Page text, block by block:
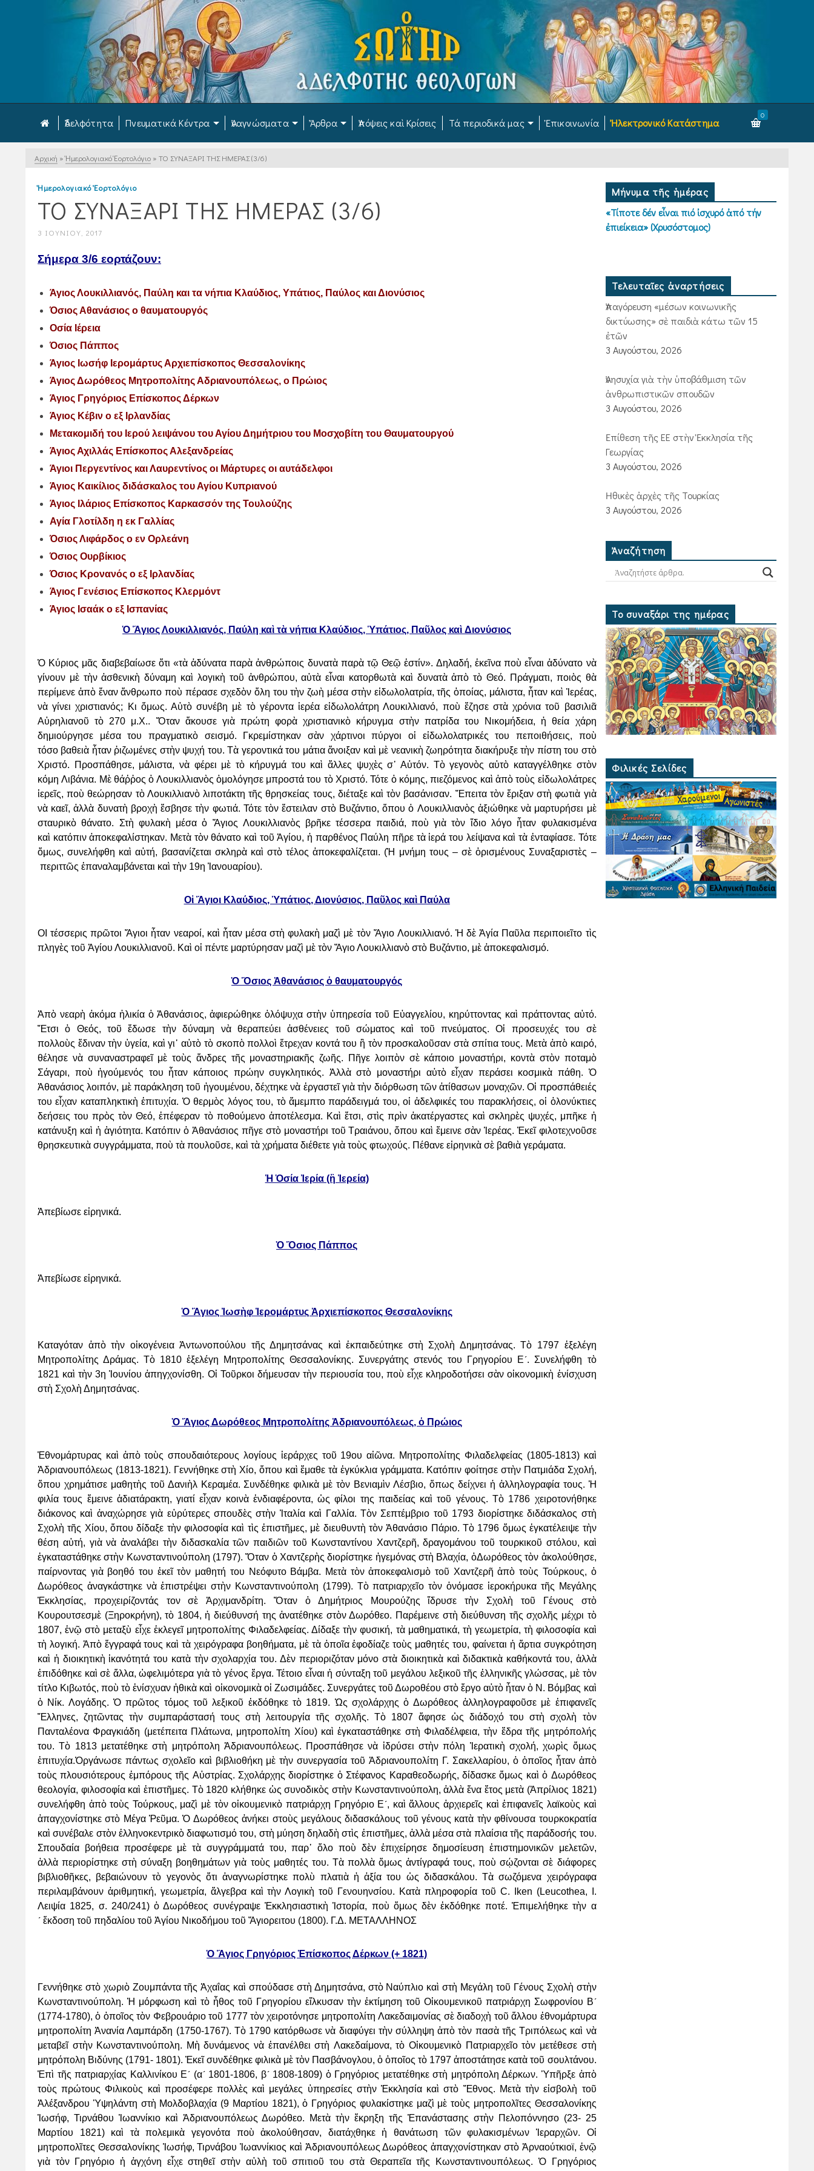
Ἀδελφότητα Πνευματικά Κέντρα Ἀναγνώσματα Ἄρθρα Ἀπόψεις καὶ Κρίσεις Τά περιοδικά μας Ἐπικοινωνία Ἠλεκτρονικό Κατάστημα
0
Αρχική » Ἡμερολογιακό Ἑορτολόγιο » ΤΟ ΣΥΝΑΞΑΡΙ ΤΗΣ ΗΜΕΡΑΣ (3/6)
Ἡμερολογιακό Ἑορτολόγιο
ΤΟ ΣΥΝΑΞΑΡΙ ΤΗΣ ΗΜΕΡΑΣ (3/6)
3 ΙΟΥΝΊΟΥ, 2017
Σήμερα 3/6 εορτάζουν:
Άγιος Λουκιλλιανός, Παύλη και τα νήπια Κλαύδιος, Υπάτιος, Παύλος και Διονύσιος
Όσιος Αθανάσιος ο θαυματουργός
Οσία Ιέρεια
Όσιος Πάππος
Άγιος Ιωσήφ Ιερομάρτυς Αρχιεπίσκοπος Θεσσαλονίκης
Άγιος Δωρόθεος Μητροπολίτης Αδριανουπόλεως, ο Πρώιος
Άγιος Γρηγόριος Επίσκοπος Δέρκων
Άγιος Κέβιν ο εξ Ιρλανδίας
Μετακομιδή του Ιερού λειψάνου του Αγίου Δημήτριου του Μοσχοβίτη του Θαυματουργού
Άγιος Αχιλλάς Επίσκοπος Αλεξανδρείας
Άγιοι Περγεντίνος και Λαυρεντίνος οι Μάρτυρες οι αυτάδελφοι
Άγιος Καικίλιος διδάσκαλος του Αγίου Κυπριανού
Άγιος Ιλάριος Επίσκοπος Καρκασσόν της Τουλούζης
Αγία Γλοτίλδη η εκ Γαλλίας
Όσιος Λιφάρδος ο εν Ορλεάνη
Όσιος Ουρβίκιος
Όσιος Κρονανός o εξ Ιρλανδίας
Άγιος Γενέσιος Επίσκοπος Κλερμόντ
Άγιος Ισαάκ ο εξ Ισπανίας
Ὁ Ἅγιος Λουκιλλιανός, Παύλη καὶ τὰ νήπια Κλαύδιος, Ὑπάτιος, Παῦλος καὶΔιονύσιος
Ὁ Κύριος μᾶς διαβεβαίωσε ὅτι «τὰ ἀδύνατα παρὰ ἀνθρώποις δυνατὰ παρὰ τῷ Θεῷἐστίν». Δηλαδή, ἐκεῖνα ποὺ εἶναι ἀδύνατο νὰ
γίνουν μὲ τὴν ἀσθενικὴ δύναμη καὶ λογικὴ τοῦ ἀνθρώπου, αὐτὰ εἶναι κατορθωτὰ καὶ δυνατὰ ἀπὸ τὸ Θεό. Πράγματι, ποιὸς θὰ
περίμενε ἀπὸ ἕναν ἄνθρωπο ποὺ πέρασε σχεδὸν ὅλη του τὴν ζωὴ μέσα στὴν εἰδωλολατρία, τῆς ὁποίας, μάλιστα, ἦταν καὶ Ἱερέας,
νὰ γίνει χριστιανός; Κι ὅμως. Αὐτὸσυνέβη μὲ τὸ γέροντα ἱερέα εἰδωλολάτρη Λουκιλλιανό, ποὺ ἔζησε στὰ χρόνια τοῦ βασιλιᾶ
Αὐρηλιανοῦ τὸ 270 μ.Χ.. Ὅταν ἄκουσε γιὰ πρώτη φορὰ χριστιανικὸ κήρυγμα στὴν πατρίδα του Νικομήδεια, ἡ θεία χάρη
δημιούργησε μέσα του πραγματικὸ σεισμό.
Γκρεμίστηκαν σὰν χάρτινοι πύργοι οἱ εἰδωλολατρικές του πεποιθήσεις, ποὺ
τόσο βαθειὰ ἦταν ῥιζωμένες στὴν ψυχή του. Τὰ γεροντικά του μάτια ἄνοιξαν καὶ μὲ νεανικὴζωηρότητα διακήρυξε τὴν πίστη του στὸ
Χριστό. Προσπάθησε, μάλιστα, νὰ φέρει μὲ τὸ κήρυγμά του καὶ ἄλλες ψυχὲς σ᾿ Αὐτόν. Τὸ γεγονὸς αὐτὸ καταγγέλθηκε στὸν
κόμηΛιβάνια. Μὲ θάῤῥος ὁ Λουκιλλιανὸς ὁμολόγησε μπροστά του τὸ Χριστό. Τότε ὁ κόμης,πιεζόμενος καὶ ἀπὸ τοὺς εἰδωλολάτρες
ἱερεῖς, ποὺ θεώρησαν τὸ Λουκιλλιανὸ λιποτάκτητῆς θρησκείας τους, διέταξε καὶ τὸν βασάνισαν. Ἔπειτα τὸν ἔριξαν στὴ φωτιὰ γιὰ
νὰ καεῖ, ἀλλὰ δυνατὴ βροχὴ ἔσβησε τὴν φωτιά. Τότε τὸν ἔστειλαν στὸ Βυζάντιο, ὅπου ὁ Λουκιλλιανὸς ἀξιώθηκε νὰ μαρτυρήσει μὲ
σταυρικὸ θάνατο. Στὴ φυλακὴ μέσα ὁ Ἅγιος Λουκιλλιανὸς βρῆκε τέσσερα παιδιά, ποὺ γιὰ τὸν ἴδιο λόγο ἦταν φυλακισμένα
καὶ κατόπιν ἀποκεφαλίστηκαν. Μετὰ τὸν θάνατο καὶ τοῦ Ἁγίου, ἡ παρθένος Παύλη πῆρε τὰ ἱερά του λείψανα καὶ τὰ ἐνταφίασε. Τότε
ὅμως, συνελήφθη καὶ αὐτή, βασανίζεται σκληρὰ καὶ στὸ τέλος ἀποκεφαλίζεται. (Ἡ μνήμη τους – σὲ ὁρισμένους Συναξαριστὲς –
περιττῶς ἐπαναλαμβάνεται καὶ τὴν 19η Ἰανουαρίου).
Οἱ Ἅγιοι Κλαύδιος, Ὑπάτιος, Διονύσιος, Παῦλος καὶ Παύλα
ΟΙ τέσσερις πρῶτοι Ἅγιοι ἦταν νεαροί, καὶ ἦταν μέσα στὴ φυλακὴ μαζὶ μὲ τὸν Ἅγιο Λουκιλλιανό. Ἡ δὲ Ἁγία Παῦλα περιποιεῖτο τὶς
πληγὲς τοῦ Ἁγίου Λουκιλλιανοῦ. Καὶ οἱ πέντε μαρτύρησαν μαζὶ μὲ τὸν Ἅγιο Λουκιλλιανὸ στὸ Βυζάντιο, μὲ ἀποκεφαλισμό.
Ὁ Ὅσιος Ἀθανάσιος ὁ θαυματουργός
Ἀπὸ νεαρὴ ἀκόμα ἡλικία ὁ Ἀθανάσιος, ἀφιερώθηκε ὁλόψυχα στὴν ὑπηρεσία τοῦ Εὐαγγελίου, κηρύττοντας καὶ πράττοντας αὐτό.
Ἔτσι ὁ Θεός, τοῦ ἔδωσε τὴν δύναμη νὰ θεραπεύει ἀσθένειες τοῦ σώματος καὶ τοῦ πνεύματος. Οἱ προσευχές του σὲ
πολλοὺς ἔδιναν τὴν ὑγεία, καὶ γι᾿ αὐτὸ τὸ σκοπὸ πολλοὶ ἔτρεχαν κοντά του ἢ τὸν προσκαλοῦσανστὰ σπίτια τους. Μετὰ ἀπὸ καιρό,
θέλησε νὰ συναναστραφεῖ μὲ τοὺς ἄνδρες τῆς μοναστηριακῆς ζωῆς. Πῆγε λοιπὸν σὲ κάποιο μοναστήρι, κοντὰ στὸν ποταμὸ
Σάγαρι, ποὺ ἡγούμενός του ἦταν κάποιος πρώην συγκλητικός. Ἀλλὰ στὸ μοναστήρι αὐτὸ εἶχαν περάσει κοσμικὰ πάθη. Ὁ
Ἀθανάσιος λοιπόν, μὲ παράκληση τοῦ ἡγουμένου, δέχτηκενὰ ἐργαστεῖ γιὰ τὴν διόρθωση τῶν ἀτίθασων μοναχῶν. Οἱ προσπάθειές
του εἶχαν καταπληκτικὴ ἐπιτυχία. Ὁ θερμὸς λόγος του, τὸ ἄμεμπτο παράδειγμά του, οἱ ἀδελφικέςτου παρακλήσεις, οἱ ὁλονύκτιες
δεήσεις του πρὸς τὸν Θεό, ἐπέφεραν τὸ ποθούμενο ἀποτέλεσμα. Καὶ ἔτσι, στὶς πρὶν ἀκατέργαστες καὶ σκληρὲς ψυχές, μπῆκε ἡ
κατάνυξη καὶ ἡ ἁγιότητα. Κατόπιν ὁ Ἀθανάσιος πῆγε στὸ μοναστήρι τοῦ Τραιάνου, ὅπου καὶἔμεινε σὰν Ἱερέας. Ἐκεῖ φιλοτεχνοῦσε
θρησκευτικὰ συγγράμματα, ποὺ τὰ πουλοῦσε, καὶ τὰ χρήματα διέθετε γιὰ τοὺς φτωχούς. Πέθανε εἰρηνικὰ σὲ βαθιὰ γεράματα.
Ἡ Ὁσία Ἰερία (ἢ Ἱερεία)
Ἀπεβίωσε εἰρηνικά.
Ὁ Ὅσιος Πάππος
Ἀπεβίωσε εἰρηνικά.
Ὁ Ἅγιος Ἰωσὴφ Ἱερομάρτυς Ἀρχιεπίσκοπος Θεσσαλονίκης
Καταγόταν ἀπὸ τὴν οἰκογένεια Ἀντωνοπούλου τῆς Δημητσάνας καὶ ἐκπαιδεύτηκε στὴ Σχολὴ Δημητσάνας. Τὸ 1797 ἐξελέγη
Μητροπολίτης Δράμας. Τὸ 1810 ἐξελέγη
Μητροπολίτης Θεσσαλονίκης. Συνεργάτης στενός του Γρηγορίου Ε´. Συνελήφθη τὸ
1821 καὶ τὴν 3η Ἰουνίου ἀπηγχονίσθη. Οἱ Τοῦρκοι δήμευσαν τὴν περιουσία του, ποὺ εἶχε κληροδοτήσει σὰν οἰκονομικὴ ἐνίσχυση
στὴ Σχολὴ Δημητσάνας.
Ὁ Ἅγιος Δωρόθεος Μητροπολίτης Ἀδριανουπόλεως, ὁ Πρώιος
Ἐθνομάρτυρας καὶ ἀπὸ τοὺς σπουδαιότερους λογίους ἱεράρχες τοῦ 19ου αἰῶνα. Μητροπολίτης Φιλαδελφείας (1805-1813) καὶ
Ἀδριανουπόλεως (1813-1821). Γεννήθηκεστὴ Χίο, ὅπου καὶ ἔμαθε τὰ ἐγκύκλια γράμματα. Κατόπιν φοίτησε στὴν Πατμιάδα Σχολή,
ὅπου χρημάτισε μαθητὴς τοῦ Δανιὴλ Κεραμέα. Συνδέθηκε φιλικὰ μὲ τὸν Βενιαμὶν Λέσβιο, ὅπως δείχνει ἡ ἀλληλογραφία τους. Ἡ
φιλία τους ἔμεινε ἀδιατάρακτη,γιατί εἶχαν κοινὰ ἐνδιαφέροντα, ὡς φίλοι της παιδείας καὶ τοῦ γένους. Τὸ 1786 χειροτονήθηκε
διάκονος καὶ ἀναχώρησε γιὰ εὐρύτερες σπουδὲς στὴν Ἰταλία καὶ Γαλλία. Τὸν Σεπτέμβριο τοῦ 1793 διορίστηκε διδάσκαλος στὴ
Σχολὴ τῆς Χίου, ὅπουδίδαξε τὴν φιλοσοφία καὶ τὶς ἐπιστῆμες, μὲ διευθυντὴ τὸν Ἀθανάσιο Πάριο. Τὸ 1796 ὅμως ἐγκατέλειψε τὴν
θέση αὐτή, γιὰ νὰ ἀναλάβει τὴν διδασκαλία τῶν παιδιῶν τοῦ Κωνσταντίνου Χαντζερῆ, δραγομάνου τοῦ τουρκικοῦ στόλου, καὶ
ἐγκαταστάθηκε στὴν Κωνσταντινούπολη (1797). Ὅταν ὁ Χαντζερὴς διορίστηκε ἡγεμόνας στὴ Βλαχία, ὁΔωρόθεος τὸν ἀκολούθησε,
παίρνοντας γιὰ βοηθό του ἐκεῖ τὸν μαθητή του Νεόφυτο Βάμβα. Μετὰ τὸν ἀποκεφαλισμὸ τοῦ Χαντζερῆ ἀπὸ τοὺς Τούρκους, ὁ
Δωρόθεος ἀναγκάστηκε νὰ ἐπιστρέψει στὴν Κωνσταντινούπολη (1799). Τὸ πατριαρχεῖο τὸνὀνόμασε ἱεροκήρυκα τῆς Μεγάλης
Ἐκκλησίας, προχειρίζοντάς τον σὲ Ἀρχιμανδρίτη.Ὅταν ὁ Δημήτριος Μουρούζης ἵδρυσε τὴν Σχολὴ τοῦ Γένους στὸ
Κουρουτσεσμὲ (Ξηροκρήνη), τὸ 1804, ἡ διεύθυνσή της ἀνατέθηκε στὸν Δωρόθεο. Παρέμεινε στὴδιεύθυνση τῆς σχολῆς μέχρι τὸ
1807, ἐνῷ στὸ μεταξὺ εἶχε ἐκλεγεῖ μητροπολίτης Φιλαδελφείας. Δίδαξε τὴν φυσική, τὰ μαθηματικά, τὴ γεωμετρία, τὴ φιλοσοφία καὶ
τὴ λογική. Ἀπὸ ἔγγραφά τους καὶ τὰ χειρόγραφα βοηθήματα, μὲ τὰ ὁποῖα ἐφοδίαζε τοὺς μαθητές του, φαίνεται ἡ ἄρτια συγκρότηση
καὶ ἡ διοικητικὴ ἱκανότητά του κατὰ τὴνσχολαρχία του. Δὲν περιοριζόταν μόνο στὰ διοικητικὰ καὶ διδακτικὰ καθήκοντά του, ἀλλὰ
ἐπιδόθηκε καὶ σὲ ἄλλα, ὠφελιμότερα γιὰ τὸ γένος ἔργα. Τέτοιο εἶναι ἡ σύνταξητοῦ μεγάλου λεξικοῦ τῆς ἑλληνικῆς γλώσσας, μὲ τὸν
τίτλο Κιβωτός, ποὺ τὸ ἐνίσχυαν ἠθικὰ καὶ οἰκονομικὰ οἱ Ζωσιμάδες. Συνεργάτες τοῦ Δωροθέου στὸ ἔργο αὐτὸ ἦταν ὁ Ν. Βόμβας καὶ
ὁ Νίκ. Λογάδης. Ὁ πρῶτος τόμος τοῦ λεξικοῦ ἐκδόθηκε τὸ 1819. Ὡς σχολάρχης ὁ Δωρόθεος ἀλληλογραφοῦσε μὲ ἐπιφανεῖς
Ἕλληνες, ζητῶντας τὴνσυμπαράστασή τους στὴ λειτουργία τῆς σχολῆς. Τὸ 1807 ἄφησε ὡς διάδοχό του στὴσχολὴ τὸν
Πανταλέονα Φραγκιάδη (μετέπειτα Πλάτωνα, μητροπολίτη Χίου) καὶἐγκαταστάθηκε στὴ Φιλαδέλφεια, τὴν ἕδρα τῆς μητρόπολής
του. Τὸ 1813 μετατέθηκεστὴ μητρόπολη Ἀδριανουπόλεως. Προσπάθησε νὰ ἱδρύσει στὴν πόλη Ἱερατικὴ σχολή,χωρὶς ὅμως
ἐπιτυχία.Ὀργάνωσε πάντως σχολεῖο καὶ βιβλιοθήκη μὲ τὴν συνεργασία τοῦἈδριανουπολίτη Γ. Σακελλαρίου, ὁ ὁποῖος ἦταν ἀπὸ
τοὺς πλουσιότερους ἐμπόρους τῆς Αὐστρίας. Σχολάρχης διορίστηκε ὁ Στέφανος Καραθεοδωρής, δίδασκε ὅμως καὶ ὁ Δωρόθεος
θεολογία, φιλοσοφία καὶ ἐπιστῆμες. Τὸ 1820 κλήθηκε ὡς συνοδικὸς στὴν Κωνσταντινούπολη, ἀλλὰ ἕνα ἔτος μετὰ (Ἀπρίλιος 1821)
συνελήφθη ἀπὸ τοὺς Τούρκους, μαζὶ μὲ τὸν οἰκουμενικὸ πατριάρχη Γρηγόριο Ε´, καὶ ἄλλους ἀρχιερεῖς καὶἐπιφανεῖς λαϊκοὺς καὶ
ἀπαγχονίστηκε στὸ Μέγα Ῥεῦμα. Ὁ Δωρόθεος ἀνήκει στοὺς μεγάλους διδασκάλους τοῦ γένους κατὰ τὴν φθίνουσα τουρκοκρατία
καὶ συνέβαλε στὸν ἑλληνοκεντρικὸ διαφωτισμό του, στὴ μύηση δηλαδὴ στὶς ἐπιστῆμες, ἀλλὰ μέσαστὰ πλαίσια τῆς παράδοσής του.
Σπουδαία βοήθεια προσέφερε μὲ τὰ συγγράμματά του, παρ᾿ ὅλο ποὺ δὲν ἐπιχείρησε δημοσίευση ἐπιστημονικῶν μελετῶν,
ἀλλὰπεριορίστηκε στὴ σύναξη βοηθημάτων γιὰ τοὺς μαθητές του. Τὰ πολλὰ ὅμωςἀντίγραφά τους, ποὺ σῴζονται σὲ διάφορες
βιβλιοθῆκες, βεβαιώνουν τὸ γεγονὸς ὅτιἀναγνωρίστηκε πολὺ πλατιὰ ἡ ἀξία του ὡς διδασκάλου. Τὰ σωζόμενα χειρόγραφα
περιλαμβάνουν ἀριθμητική, γεωμετρία, ἄλγεβρα καὶ τὴν Λογικὴ τοῦ Γενουηνσίου. Κατὰ πληροφορία τοῦ C. Ιken (Leucothea, Ι.
Λειψία 1825, σ. 240/241) ὁ Δωρόθεος συνέγραψε Ἐκκλησιαστικὴ Ἱστορία, ποὺ ὅμως δὲν ἐκδόθηκε ποτέ. Ἐπιμελήθηκε τὴν α
´ ἔκδοση τοῦ πηδαλίου τοῦ Ἁγίου Νικοδήμου τοῦ Ἅγιορειτου (1800). Γ.Δ. ΜΕΤΑΛΛΗΝΟΣ
Ὁ Ἅγιος Γρηγόριος Ἐπίσκοπος Δέρκων (+ 1821)
Γεννήθηκε στὸ χωριὸ Ζουμπάντα τῆς Ἀχαΐας καὶ σπούδασε στὴ Δημητσάνα, στὸ Ναύπλιο καὶ στὴ Μεγάλη τοῦ Γένους Σχολὴ στὴν
Κωνσταντινούπολη. Ἡ μόρφωση καὶ τὸ ἦθος τοῦ Γρηγορίου εἵλκυσαν τὴν ἐκτίμηση τοῦ Οἰκουμενικοῦ πατριάρχη Σωφρονίου Β´
(1774-1780), ὁ ὁποῖος τὸν Φεβρουάριο τοῦ 1777 τὸν χειροτόνησε μητροπολίτηΛακεδαιμονίας σὲ διαδοχὴ τοῦ ἄλλου ἐθνομάρτυρα
μητροπολίτη Ἀνανία Λαμπάρδη (1750-1767). Τὸ 1790 κατόρθωσε νὰ διαφύγει τὴν σύλληψη ἀπὸ τὸν πασὰ τῆς Τριπόλεως καὶ νὰ
μεταβεῖ στὴν Κωνσταντινούπολη. Μὴ δυνάμενος νὰ ἐπανέλθει στὴ Λακεδαίμονα, τὸ Οἰκουμενικὸ Πατριαρχεῖο τὸν μετέθεσε στὴ
μητρόπολη Βιδύνης (1791- 1801). Ἐκεῖ συνδέθηκε φιλικὰ μὲ τὸν Πασβάνογλου, ὁ ὁποῖος τὸ 1797 ἀποστάτησε κατὰτοῦ σουλτάνου.
Ἐπὶ τῆς πατριαρχίας Καλλινίκου Ε´ (α´ 1801-1806, β´ 1808-1809) ὁ Γρηγόριος μετατέθηκε στὴ μητρόπολη Δέρκων. Ὑπῆρξε ἀπὸ
τοὺς πρώτους Φιλικοὺς καὶ προσέφερε πολλὲς καὶ μεγάλες ὑπηρεσίες στὴν Ἐκκλησία καὶ στὸ Ἔθνος. Μετὰ τὴνεἰσβολὴ τοῦ
Ἀλέξανδρου Ὑψηλάντη στὴ Μολδοβλαχία (9 Μαρτίου 1821), ὁ Γρηγόριος φυλακίστηκε μαζὶ μὲ τοὺς μητροπολῖτες Θεσσαλονίκης
Ἰωσήφ, Τιρνάθου Ἰωαννίκιο καὶ Ἀδριανουπόλεως Δωρόθεο. Μετὰ τὴν ἔκρηξη τῆς Ἐπανάστασης στὴν Πελοπόννησο (23- 25
Μαρτίου 1821) καὶ τὰ πολεμικὰ γεγονότα ποὺ ἀκολούθησαν, διατάχθηκε ἡθανάτωση τῶν φυλακισμένων Ἱεραρχῶν. Οἱ
μητροπολῖτες Θεσσαλονίκης Ἰωσήφ,Τιρνάβου Ἰωαννίκιος καὶ Ἀδριανουπόλεως Δωρόθεος ἀπαγχονίστηκαν στὸ Ἀρναούτκιοϊ, ἐνῷ
γιὰ τὸν Γρηγόριο ἡ ἀγχόνη εἶχε στηθεῖ στὴν αὐλὴ τοῦ σπιτιοῦ του στὰ Θεραπεῖα τῆς Κωνσταντινουπόλεως. Ὁ Γρηγόριος
Μήνυμα τῆς ἡμέρας
«Τίποτε δέν εἶναι πιό ἰσχυρό ἀπό τήν
ἐπιείκεια» (Χρυσόστομος)
Τελευταῖες ἀναρτήσεις
Ἀπαγόρευση «μέσων κοινωνικῆς
δικτύωσης» σὲ παιδιὰ κάτω τῶν 15
ἐτῶν
3 Αυγούστου, 2026
Ἀνησυχία γιὰ τὴν ὑποβάθμιση τῶν
ἀνθρωπιστικῶν σπουδῶν
3 Αυγούστου, 2026
Ἐπίθεση τῆς ΕΕ στὴν Ἐκκλησία τῆς
Γεωργίας
3 Αυγούστου, 2026
Ἠθικὲς ἀρχὲς τῆς Τουρκίας
3 Αυγούστου, 2026
Ἀναζήτηση
Το συναξάρι της ημέρας
Φιλικές Σελίδες